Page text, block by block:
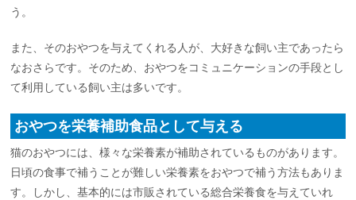
う。
また、そのおやつを与えてくれる人が、大好きな飼い主であったら
なおさらです。そのため、おやつをコミュニケーションの手段とし
て利用している飼い主は多いです。
おやつを栄養補助食品として与える
猫のおやつには、様々な栄養素が補助されているものがあります。
日頃の食事で補うことが難しい栄養素をおやつで補う方法もありま
す。しかし、基本的には市販されている総合栄養食を与えていれ